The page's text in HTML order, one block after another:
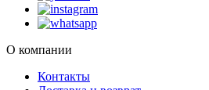
О компании
Контакты